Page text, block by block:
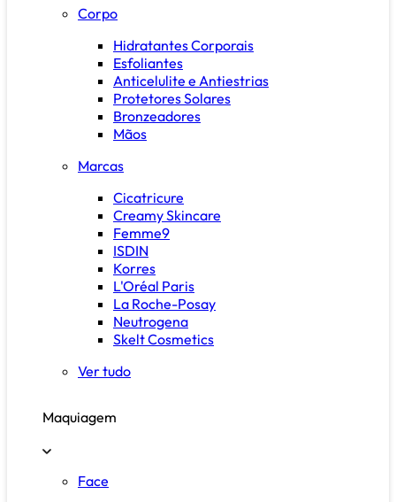
Corpo
Hidratantes Corporais
Esfoliantes
Anticelulite e Antiestrias
Protetores Solares
Bronzeadores
Mãos
Marcas
Cicatricure
Creamy Skincare
Femme9
ISDIN
Korres
L'Oréal Paris
La Roche-Posay
Neutrogena
Skelt Cosmetics
Ver tudo
Maquiagem
Face